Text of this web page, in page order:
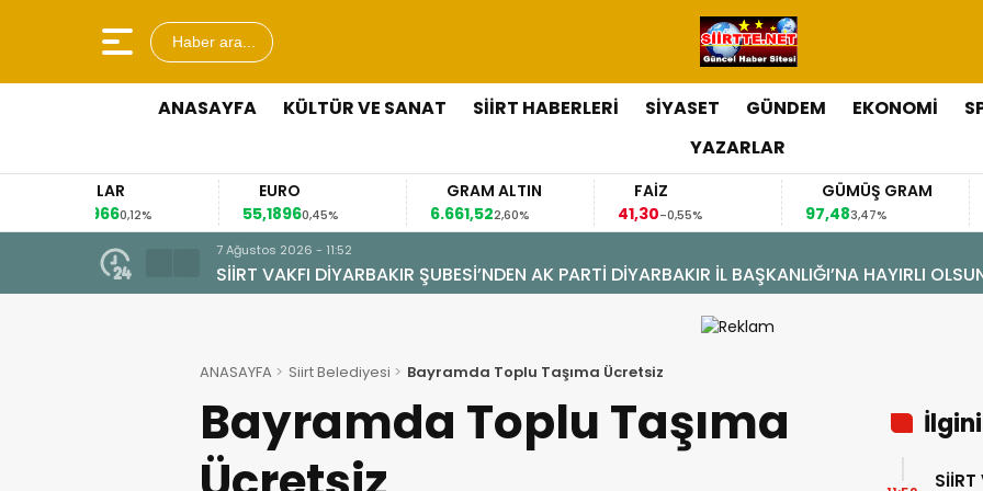
Haber ara...
ANASAYFA KÜLTÜR VE SANAT SİİRT HABERLERİ SİYASET GÜNDEM EKONOMİ
YAZARLAR
EURO
55,1896
0,45%
GRAM ALTIN
6.661,52
2,60% -0,55%
GÜMÜŞ GRAM
3,47%
BITCOIN
ZİYARETİ
7 Ağustos 2026 - 09:44
ALAN MAHALLESİ’NDE TARİHİ DÖNÜŞÜM: DOĞAL GAZA KAVUŞTU, 34 YILLIK TAPU SORUNU
ANASAYFA Siirt Belediyesi Bayramda Toplu Taşıma Ücretsiz
Bayramda Toplu Taşıma
SİİRT